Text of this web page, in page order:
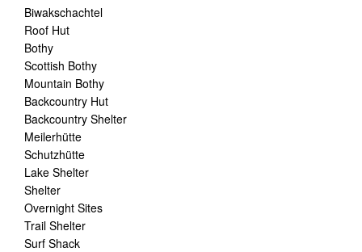
Biwakschachtel
Roof Hut
Bothy
Scottish Bothy
Mountain Bothy
Backcountry Hut
Backcountry Shelter
Meilerhütte
Schutzhütte
Lake Shelter
Shelter
Overnight Sites
Trail Shelter
Surf Shack